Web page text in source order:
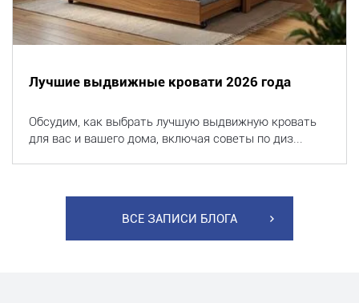
Лучшие выдвижные кровати 2026 года
Обсудим, как выбрать лучшую выдвижную кровать
для вас и вашего дома, включая советы по диз...
ВСЕ ЗАПИСИ БЛОГА